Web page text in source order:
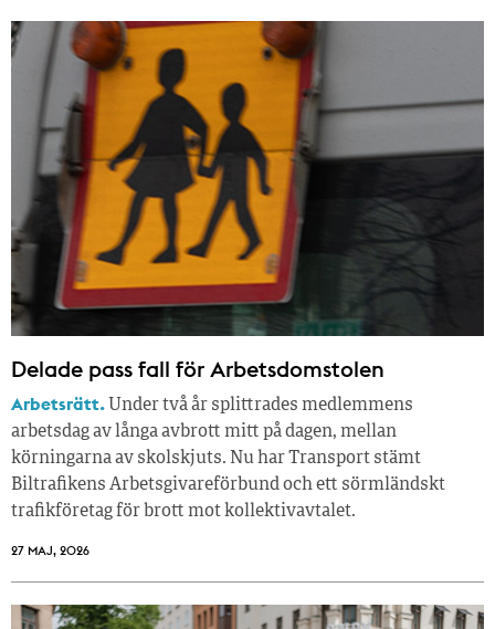
Delade pass fall för Arbetsdomstolen
Arbetsrätt. Under två år splittrades medlemmens
arbetsdag av långa avbrott mitt på dagen, mellan
körningarna av skolskjuts. Nu har Transport stämt
Biltrafikens Arbetsgivareförbund och ett sörmländskt
trafikföretag för brott mot kollektivavtalet.
27 MAJ, 2026